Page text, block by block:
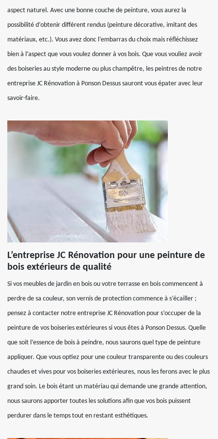
aspect naturel. Avec une bonne couche de peinture, vous aurez la
possibilité d’obtenir différent rendus (peinture décorative, imitant des
matériaux, etc.). Vous avez donc l’embarras du choix mais réfléchissez
bien à l’aspect que vous voulez donner à vos bois. Que vous vouliez avoir
des boiseries au style moderne ou plus champêtre, les peintres de notre
entreprise JC Rénovation à Ponson Dessus sauront vous épater avec leur
savoir-faire.
L’entreprise JC Rénovation pour une peinture de
bois extérieurs de qualité
Si vos meubles de jardin en bois ou votre terrasse en bois commencent à
perdre de sa couleur, son vernis de protection commence à s’écailler ;
pensez à contacter notre entreprise JC Rénovation pour s’occuper de la
peinture de vos boiseries extérieures si vous êtes à Ponson Dessus. Quelle
que soit l’essence de bois à peindre, nous saurons quel type de peinture
appliquer. Que vous optiez pour une couleur transparente ou des couleurs
chaudes et vives pour vos boiseries extérieures, nous les ferons avec le plus
grand soin. Le bois étant un matériau qui demande une grande attention,
nous saurons apporter toutes les solutions afin que vos bois puissent
perdurer dans le temps tout en restant esthétiques.